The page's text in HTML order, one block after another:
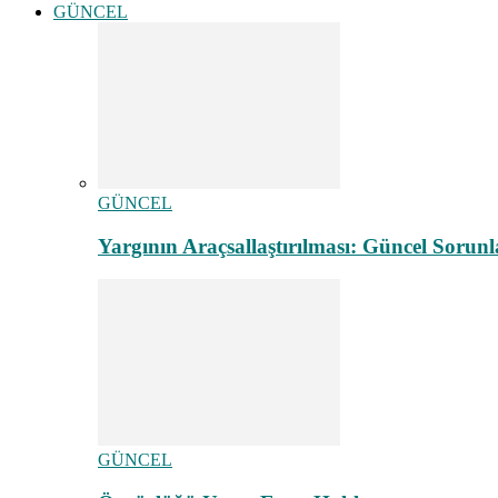
GÜNCEL
GÜNCEL
Yargının Araçsallaştırılması: Güncel
GÜNCEL